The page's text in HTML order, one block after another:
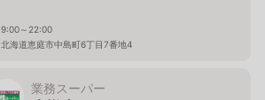
9:00～22:00
北海道恵庭市中島町6丁目7番地4
業務スーパー